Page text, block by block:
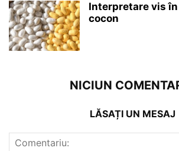
Interpretare vis
cocon
NICIUN
LĂSAȚI UN MESAJ